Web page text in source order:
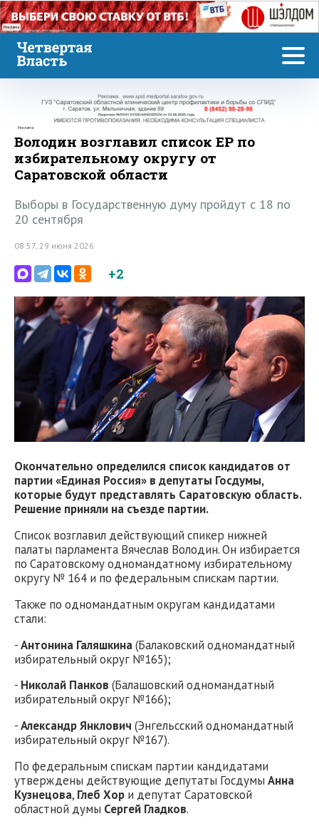
Реклама
Реклама
Володин возглавил список ЕР по
избирательному округу от
Саратовской области
Выборы в Государственную думу пройдут с 18 по
20 сентября
08:57, 29 июня 2026
+2
Окончательно определился список кандидатов от
партии «Единая Россия» в депутаты Госдумы,
которые будут представлять Саратовскую область.
Решение приняли на съезде партии.
Список возглавил действующий спикер нижней
палаты парламента Вячеслав Володин. Он избирается
по Саратовскому одномандатному избирательному
округу № 164 и по федеральным спискам партии.
Также по одномандатным округам кандидатами
стали:
-Антонина Галяшкина(Балаковский одномандатный
избирательный округ №165);
- Николай Панков (Балашовский одномандатный
избирательный округ №166);
-Александр Янклович (Энгельсский одномандатный
избирательный округ №167).
По федеральным спискам партии кандидатами
утверждены действующие депутаты Госдумы Анна
Кузнецова, Глеб Хор и депутат Саратовской
областной думы Сергей Гладков.